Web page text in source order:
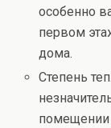
особенно
первом
дома.
Степень
помещении